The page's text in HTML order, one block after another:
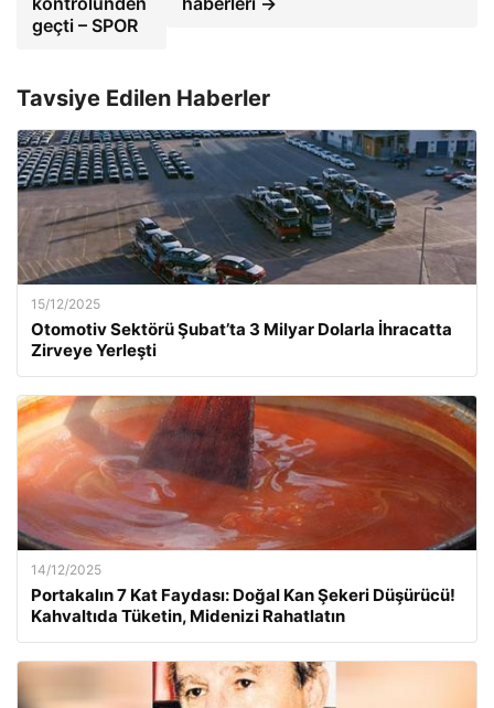
geçti – SPOR
Tavsiye Edilen Haberler
15/12/2025
Otomotiv Sektörü Şubat’ta 3 Milyar Dolarla İhracatta
Zirveye Yerleşti
14/12/2025
Portakalın 7 Kat Faydası: Doğal Kan Şekeri Düşürücü!
Kahvaltıda Tüketin, Midenizi Rahatlatın